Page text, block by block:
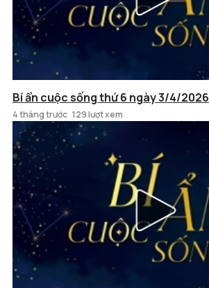
Bí ẩn cuộc sống thứ 6 ngày 3/4/2026
4 tháng trước 129 lượt xem